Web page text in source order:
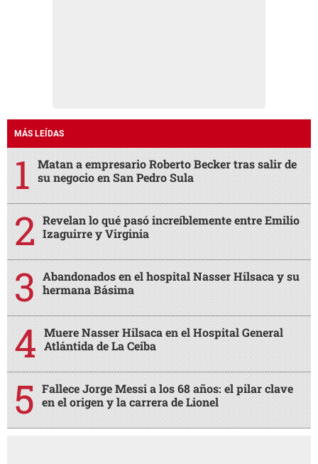
MÁS LEÍDAS
Matan a empresario Roberto Becker tras salir de
su negocio en San Pedro Sula
Revelan lo qué pasó increíblemente entre Emilio
Izaguirre y Virginia
Abandonados en el hospital Nasser Hilsaca y su
hermana Básima
Muere Nasser Hilsaca en el Hospital General
Atlántida de La Ceiba
Fallece Jorge Messi a los 68 años: el pilar clave
en el origen y la carrera de Lionel